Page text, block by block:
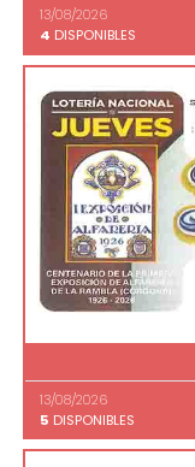
13/08/2026
4 DISPONIBLES
13/08/2026
5 DISPONIBLES